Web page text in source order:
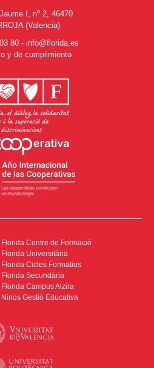
I, nº 2, 46470
(Valencia)
80 - info@florida.es
y de cumplimiento
Florida Centre de Formació
Florida Universitària
Florida Cicles Formatius
Florida Secundària
Florida Campus Alzira
Ninos Gestió Educativa